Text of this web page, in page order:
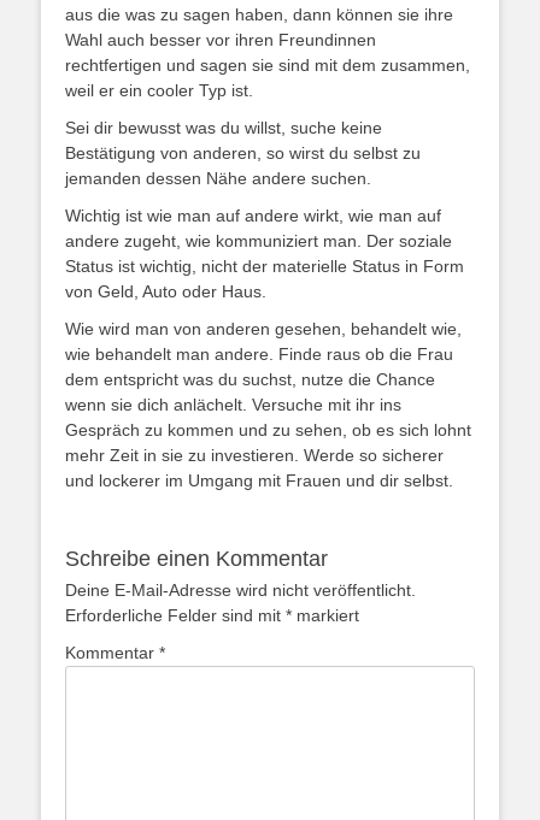
aus die was zu sagen haben, dann können sie ihre
Wahl auch besser vor ihren Freundinnen
rechtfertigen und sagen sie sind mit dem zusammen,
weil er ein cooler Typ ist.
Sei dir bewusst was du willst, suche keine
Bestätigung von anderen, so wirst du selbst zu
jemanden dessen Nähe andere suchen.
Wichtig ist wie man auf andere wirkt, wie man auf
andere zugeht, wie kommuniziert man. Der soziale
Status ist wichtig, nicht der materielle Status in Form
von Geld, Auto oder Haus.
Wie wird man von anderen gesehen, behandelt wie,
wie behandelt man andere. Finde raus ob die Frau
dem entspricht was du suchst, nutze die Chance
wenn sie dich anlächelt. Versuche mit ihr ins
Gespräch zu kommen und zu sehen, ob es sich lohnt
mehr Zeit in sie zu investieren. Werde so sicherer
und lockerer im Umgang mit Frauen und dir selbst.
Schreibe einen Kommentar
Deine E-Mail-Adresse wird nicht veröffentlicht.
Erforderliche Felder sind mit * markiert
Kommentar *